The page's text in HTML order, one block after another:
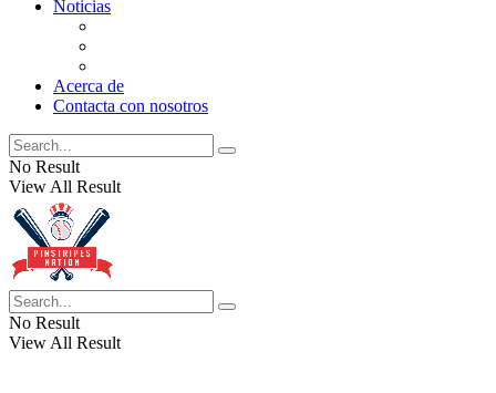
Noticias
Acerca de
Contacta con nosotros
No Result
View All Result
No Result
View All Result